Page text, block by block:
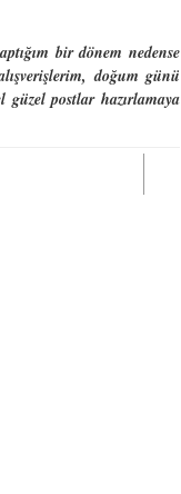
bir dönem nedense
doğum günü
postlar hazırlamaya